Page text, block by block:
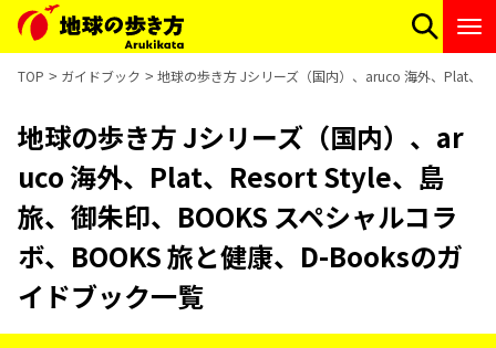
TOP ガイドブック 地球の歩き方 Jシリーズ（国内）、aruco 海外、Plat、
地球の歩き方 Jシリーズ（国内）、ar
uco 海外、Plat、Resort Style、島
旅、御朱印、BOOKS スペシャルコラ
ボ、BOOKS 旅と健康、D-Booksのガ
イドブック一覧